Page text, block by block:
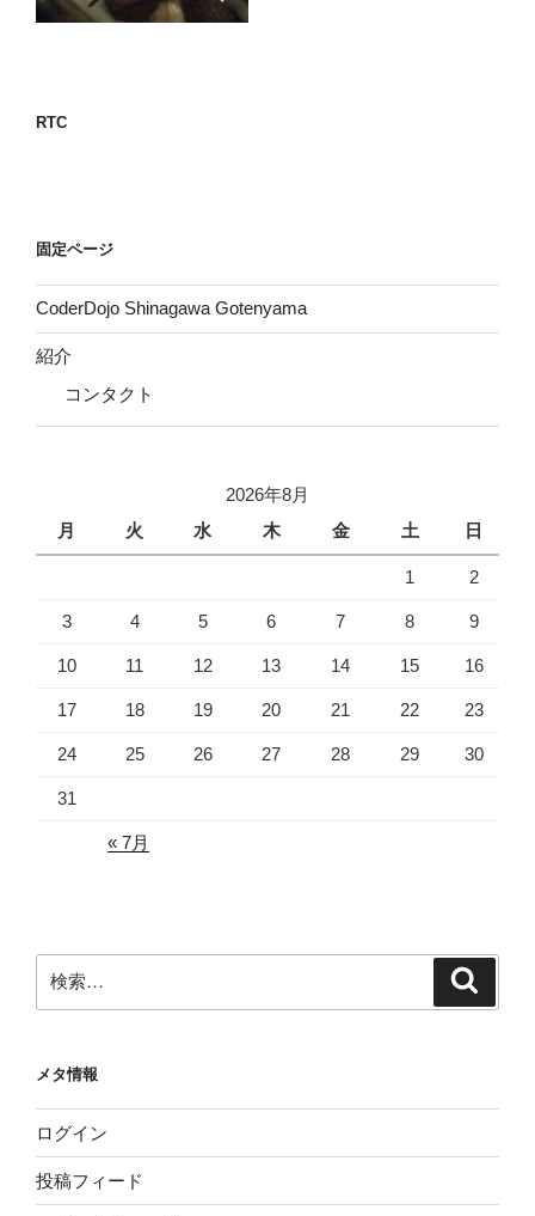
RTC
固定ページ
CoderDojo Shinagawa Gotenyama
紹介
コンタクト
2026年8月
月
火 水 木 金 土 日
1 2
3 4 5 6 7 8 9
10 11 12 13 14 15 16
17 18 19 20 21 22 23
24 25 26 27 28 29 30
31
« 7月
索:
メタ情報
ログイン
投稿フィード